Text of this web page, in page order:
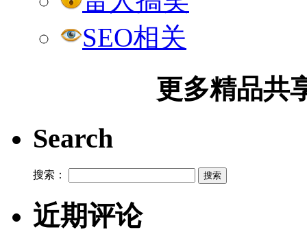
SEO相关
更多精品共
Search
搜索：
近期评论